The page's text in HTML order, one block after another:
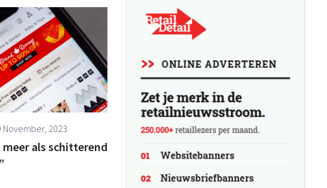
November, 2023
meer als schitterend